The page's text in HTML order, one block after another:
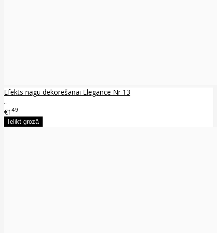
Efekts nagu dekorēšanai Elegance Nr 13
..
€1 49